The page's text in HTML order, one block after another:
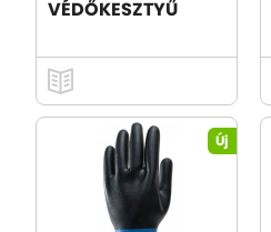
VÉDŐKESZTYŰ
Új